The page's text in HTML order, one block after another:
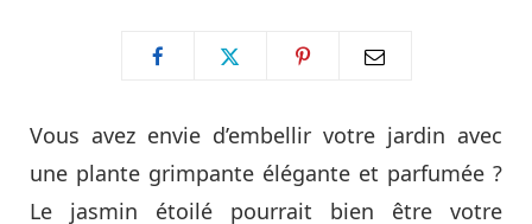
Vous avez envie d’embellir votre jardin avec
une plante grimpante élégante et parfumée ?
Le jasmin étoilé pourrait bien être votre